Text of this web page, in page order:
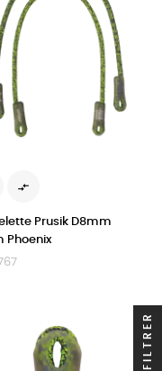

Prusik D8mm
Phoenix
FILTRER